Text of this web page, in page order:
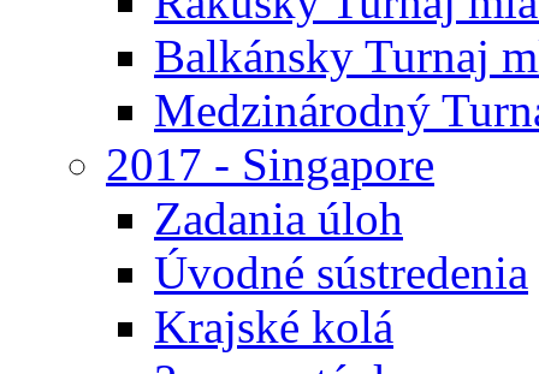
Balkánsky Turnaj
Medzinárodný
2017 - Singapore
Zadania úloh
Úvodné sústredenia
Krajské kolá